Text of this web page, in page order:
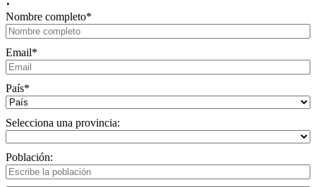
Nombre completo*
Email*
País*
Selecciona una provincia:
Población: